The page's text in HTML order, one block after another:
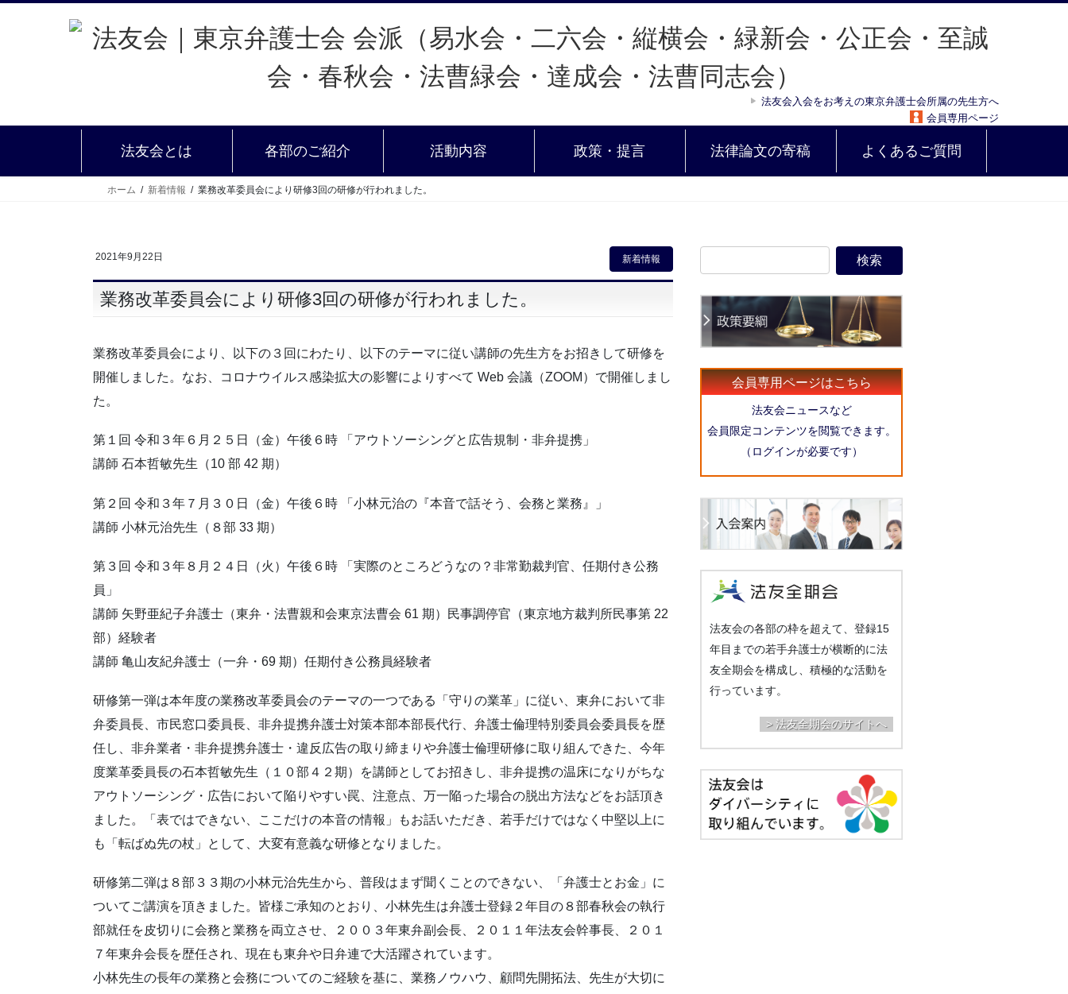
法友会入会をお考えの東京弁護士会所属の先生方へ
会員専用ページ
法友会とは 各部のご紹介 活動内容 政策・提言 法律論文の寄稿 よくあるご質問
ホーム 新着情報 業務改革委員会により研修3回の研修が行われました。
2021年9月22日 新着情報
業務改革委員会により研修3回の研修が行われました。
業務改革委員会により、以下の３回にわたり、以下のテーマに従い講師の先生方をお招きして研修を
開催しました。なお、コロナウイルス感染拡大の影響によりすべて Web 会議（ZOOM）で開催しまし
た。
第１回 令和３年６月２５日（金）午後６時 「アウトソーシングと広告規制・非弁提携」
講師 石本哲敏先生（10 部 42 期）
第２回 令和３年７月３０日（金）午後６時 「小林元治の『本音で話そう、会務と業務』」
講師 小林元治先生（８部 33 期）
第３回 令和３年８月２４日（火）午後６時 「実際のところどうなの？非常勤裁判官、任期付き公務
員」
講師 矢野亜紀子弁護士（東弁・法曹親和会東京法曹会 61 期）民事調停官（東京地方裁判所民事第 22
部）経験者
講師 亀山友紀弁護士（一弁・69 期）任期付き公務員経験者
研修第一弾は本年度の業務改革委員会のテーマの一つである「守りの業革」に従い、東弁において非
弁委員長、市民窓口委員長、非弁提携弁護士対策本部本部長代行、弁護士倫理特別委員会委員長を歴
任し、非弁業者・非弁提携弁護士・違反広告の取り締まりや弁護士倫理研修に取り組んできた、今年
度業革委員長の石本哲敏先生（１０部４２期）を講師としてお招きし、非弁提携の温床になりがちな
アウトソーシング・広告において陥りやすい罠、注意点、万一陥った場合の脱出方法などをお話頂き
ました。「表ではできない、ここだけの本音の情報」もお話いただき、若手だけではなく中堅以上に
も「転ばぬ先の杖」として、大変有意義な研修となりました。
研修第二弾は８部３３期の小林元治先生から、普段はまず聞くことのできない、「弁護士とお金」に
ついてご講演を頂きました。皆様ご承知のとおり、小林先生は弁護士登録２年目の８部春秋会の執行
部就任を皮切りに会務と業務を両立させ、２００３年東弁副会長、２０１１年法友会幹事長、２０１
７年東弁会長を歴任され、現在も東弁や日弁連で大活躍されています。
小林先生の長年の業務と会務についてのご経験を基に、業務ノウハウ、顧問先開拓法、先生が大切に
会員専用ページはこちら
法友会ニュースなど
会員限定コンテンツを閲覧できます。
（ログインが必要です）
法友会の各部の枠を超えて、登録15
年目までの若手弁護士が横断的に法
友全期会を構成し、積極的な活動を
行っています。
> 法友全期会のサイトへ